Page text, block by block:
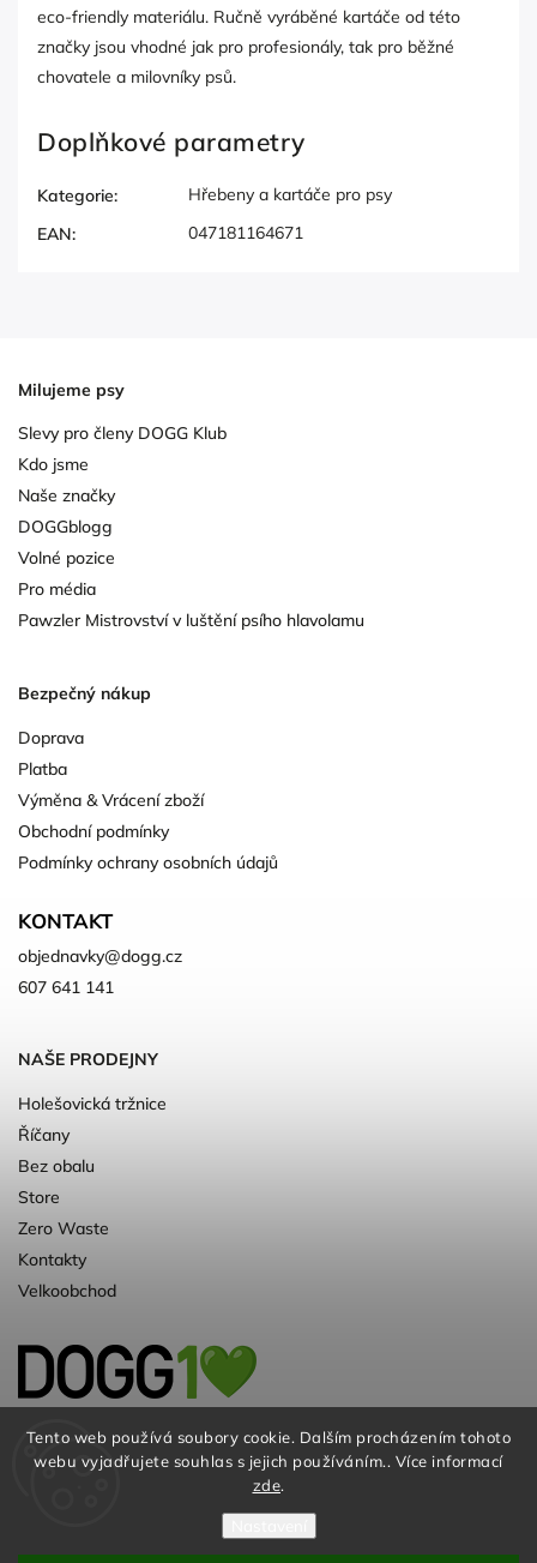
Tento web používá soubory cookie. Dalším procházením tohoto
webu vyjadřujete souhlas s jejich používáním.. Více informací
zde.
eco-friendly materiálu. Ručně vyráběné kartáče od této
značky jsou vhodné jak pro profesionály, tak pro běžné
chovatele a milovníky psů.
Doplňkové parametry
Kategorie:
Hřebeny a kartáče pro psy
EAN: 047181164671
Milujeme psy
Slevy pro členy DOGG Klub
Kdo jsme
Naše značky
DOGGblogg
Volné pozice
Pro média
Pawzler Mistrovství v luštění psího hlavolamu
Bezpečný nákup
Doprava
Platba
Výměna & Vrácení zboží
Obchodní podmínky
Podmínky ochrany osobních údajů
KONTAKT
objednavky@dogg.cz
607 641 141
NAŠE PRODEJNY
Holešovická tržnice
Říčany
Bez obalu
Store
Zero Waste
Kontakty
Velkoobchod
Kvalitní a ♻️eko chovatelské potřeby pro
psy. Už 10 let